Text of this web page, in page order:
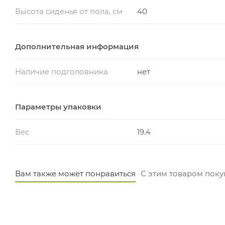
Высота сиденья от пола, см 40
Дополнительная информация
Наличие подголовника нет
Параметры упаковки
Вес 19.4
Вам также может понравиться С этим товаром